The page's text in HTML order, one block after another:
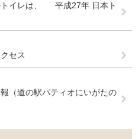
トイレは、 平成27年 日本ト
セス
（道の駅パティオにいがたの